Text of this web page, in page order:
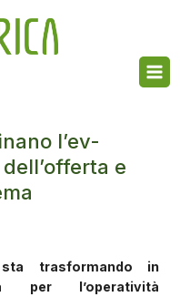
l’ev-
e
trasformando in
per l’operatività